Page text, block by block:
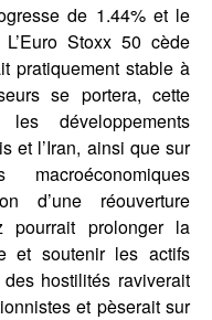
de 1.44% et le
Stoxx 50 cède
pratiquement stable à
se portera, cette
développements
et l’Iran, ainsi que sur
d’une réouverture
pourrait prolonger la
et soutenir les actifs
hostilités raviverait
et pèserait sur